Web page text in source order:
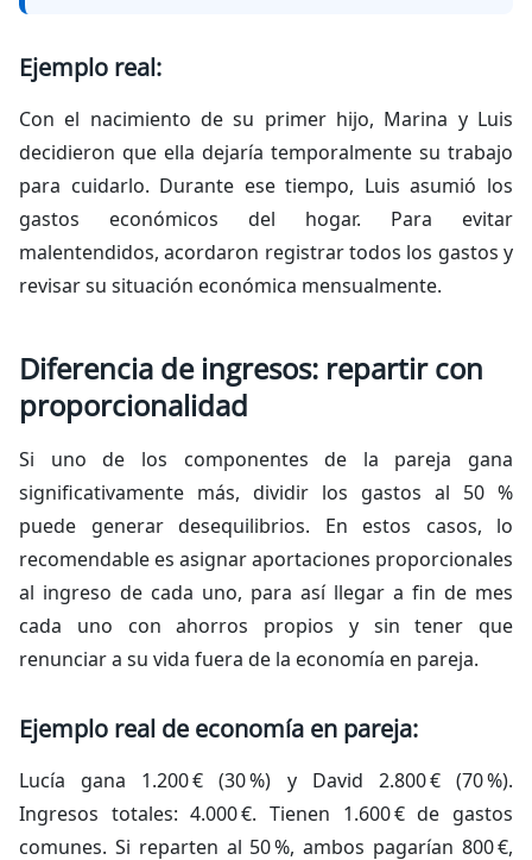
Ejemplo real:
Con el nacimiento de su primer hijo, Marina y Luis
decidieron que ella dejaría temporalmente su trabajo
para cuidarlo. Durante ese tiempo, Luis asumió los
gastos económicos del hogar. Para evitar
malentendidos, acordaron registrar todos los gastos y
revisar su situación económica mensualmente.
Diferencia de ingresos: repartir con
proporcionalidad
Si uno de los componentes de la pareja gana
significativamente más, dividir los gastos al 50 %
puede generar desequilibrios. En estos casos, lo
recomendable es asignar aportaciones proporcionales
al ingreso de cada uno, para así llegar a fin de mes
cada uno con ahorros propios y sin tener que
renunciar a su vida fuera de la economía en pareja.
Ejemplo real de economía en pareja:
Lucía gana 1.200 € (30 %) y David 2.800 € (70 %).
Ingresos totales: 4.000 €. Tienen 1.600 € de gastos
comunes. Si reparten al 50 %, ambos pagarían 800 €,